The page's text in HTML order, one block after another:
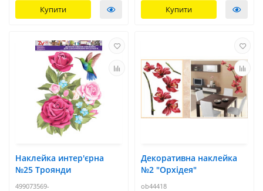
Купити Купити
Наклейка интер'єрна
№25 Троянди
499073569-
Декоративна наклейка
№2 "Орхідея"
ob44418